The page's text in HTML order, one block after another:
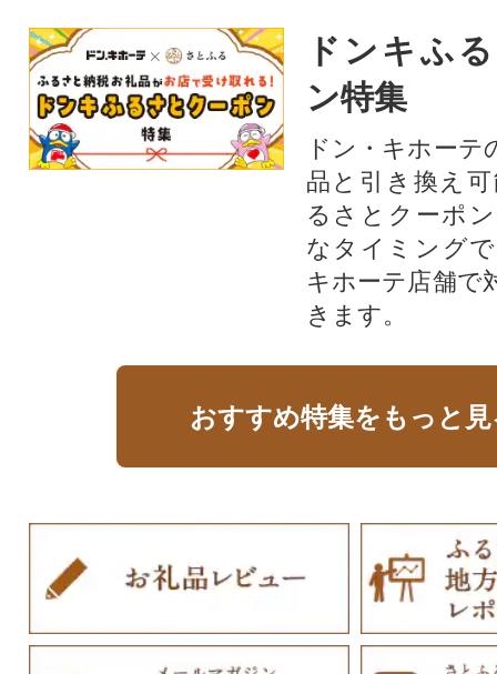
ドンキふ
ン特集
ドン・キホーテ
品と引き換え
るさとクーポ
なタイミング
キホーテ店舗で
きます。
おすすめ特集をもっと